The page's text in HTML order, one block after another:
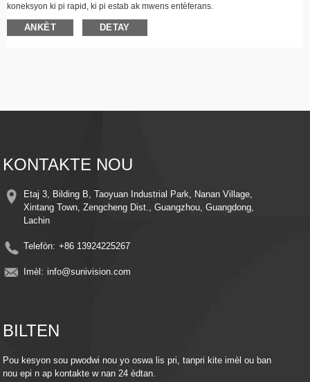
koneksyon ki pi rapid, ki pi estab ak mwens entèferans.
2. Kouvèti Panoramik ak Enklinasyon 360° – wotasyon orizontal 355° ak
vètikal 90° pou siveyans konplè chanm nan san okenn kwen mouri.
ANKÈT DETAY
KONTAKTE NOU
Etaj 3, Bilding B, Taoyuan Industrial Park, Nanan Village,
Xintang Town, Zengcheng Dist., Guangzhou, Guangdong,
Lachin
Telefòn: +86 13924225267
Imèl: info@sunivision.com
BILTEN
Pou kesyon sou pwodwi nou yo oswa lis pri, tanpri kite imèl ou ban
nou epi n ap kontakte w nan 24 èdtan.